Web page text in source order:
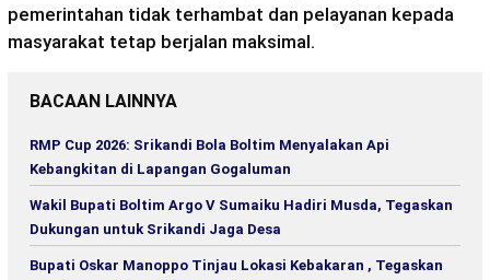
pemerintahan tidak terhambat dan pelayanan kepada
masyarakat tetap berjalan maksimal.
BACAAN LAINNYA
RMP Cup 2026: Srikandi Bola Boltim Menyalakan Api
Kebangkitan di Lapangan Gogaluman
Wakil Bupati Boltim Argo V Sumaiku Hadiri Musda, Tegaskan
Dukungan untuk Srikandi Jaga Desa
Bupati Oskar Manoppo Tinjau Lokasi Kebakaran , Tegaskan